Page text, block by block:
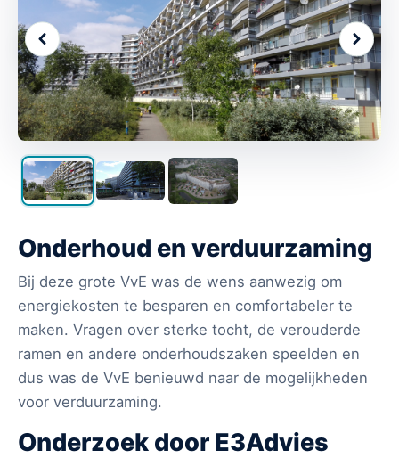
Onderhoud en verduurzaming
Bij deze grote VvE was de wens aanwezig om
energiekosten te besparen en comfortabeler te
maken. Vragen over sterke tocht, de verouderde
ramen en andere onderhoudszaken speelden en
dus was de VvE benieuwd naar de mogelijkheden
voor verduurzaming.
Onderzoek door E3Advies